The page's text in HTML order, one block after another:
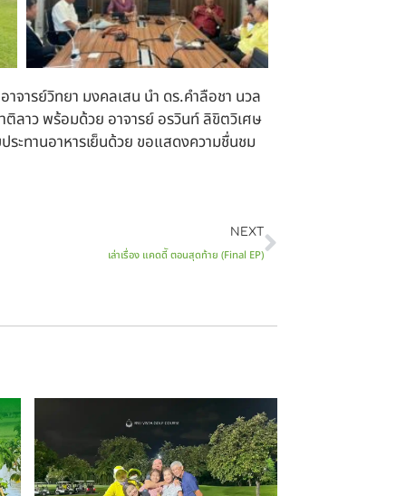
ารย์วิทยา มงคลเสน นำ ดร.คำลือชา นวล
าว พร้อมด้วย อาจารย์ อรวินท์ ลิขิตวิเศษ
ะทานอาหารเย็นด้วย ขอแสดงความชื่นชม
NEXT
เล่าเรื่อง แคดดีั ตอนสุดท้าย (Final EP)